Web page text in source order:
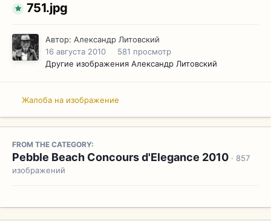
751.jpg
Автор: Александр Литовский
16 августа 2010
581 просмотр
Другие изображения Александр Литовский
Жалоба на изображение
FROM THE CATEGORY:
Pebble Beach Concours d'Elegance 2010 · 857
изображений